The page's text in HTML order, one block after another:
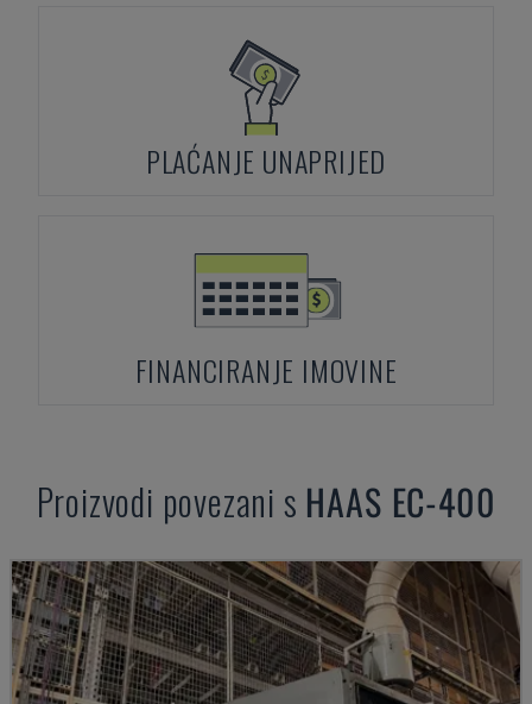
PLAĆANJE UNAPRIJED
FINANCIRANJE IMOVINE
Proizvodi povezani s HAAS EC-400